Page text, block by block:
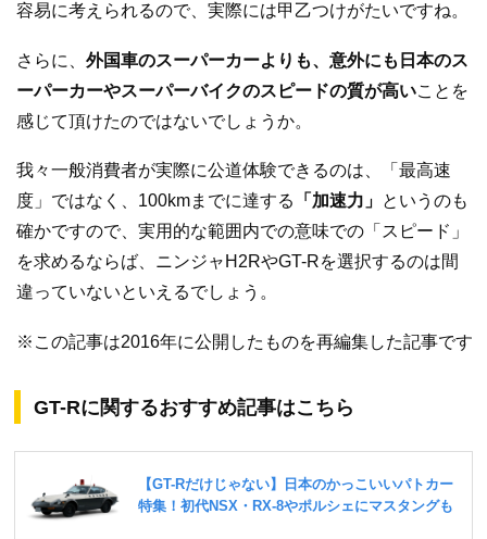
容易に考えられるので、実際には甲乙つけがたいですね。
さらに、 外国車のスーパーカーよりも、意外にも日本のス
ーパーカーやスーパーバイクのスピードの質が高いことを
感じて頂けたのではないでしょうか。
我々一般消費者が実際に公道体験できるのは、「最高速
度」ではなく、100kmまでに達する
「加速力」 というのも
確かですので、実用的な範囲内での意味での「スピード」
を求めるならば、ニンジャH2RやGT-Rを選択するのは間
違っていないといえるでしょう。
※この記事は2016年に公開したものを再編集した記事です
GT-Rに関するおすすめ記事はこちら